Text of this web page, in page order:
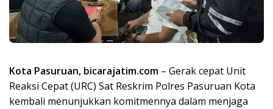
Kota Pasuruan, bicarajatim.com – Gerak cepat Unit
Reaksi Cepat (URC) Sat Reskrim Polres Pasuruan Kota
kembali menunjukkan komitmennya dalam menjaga